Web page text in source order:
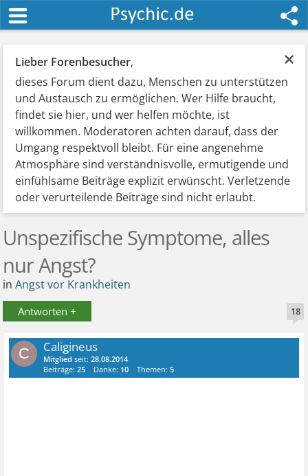
×
Lieber Forenbesucher,
dieses Forum dient dazu, Menschen zu unterstützen
und Austausch zu ermöglichen. Wer Hilfe braucht,
findet sie hier, und wer helfen möchte, ist
willkommen. Moderatoren achten darauf, dass der
Umgang respektvoll bleibt. Für eine angenehme
Atmosphäre sind verständnisvolle, ermutigende und
einfühlsame Beiträge explizit erwünscht. Verletzende
oder verurteilende Beiträge sind nicht erlaubt.
Unspezifische Symptome, alles
nur Angst?
inAngst vor Krankheiten
Antworten + 18
C Caligineus
Mitglied seit:28.08.2014
Beiträge:25 Danke: 10 Themen:5